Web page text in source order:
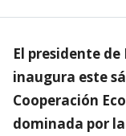
El presidente
inaugura este
Cooperación
dominada por